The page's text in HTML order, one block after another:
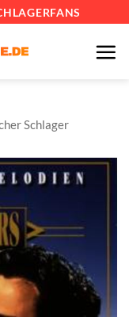
Schlager